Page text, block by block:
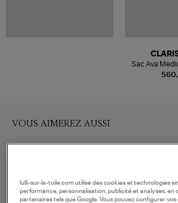
Sac Ava
VOUS AIMEREZ AUSSI
lulli-sur-la-toile.com utilise des cookies et technologies
performance, personnalisation, publicité et analyses, en
partenaires tels que Google. Vous pouvez configurer vos